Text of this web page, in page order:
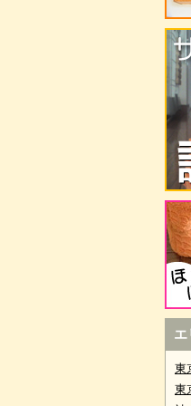
エ
東
東